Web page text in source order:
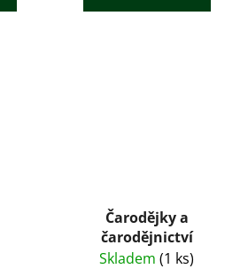
Čarodějky a
čarodějnictví
Skladem (1 ks)